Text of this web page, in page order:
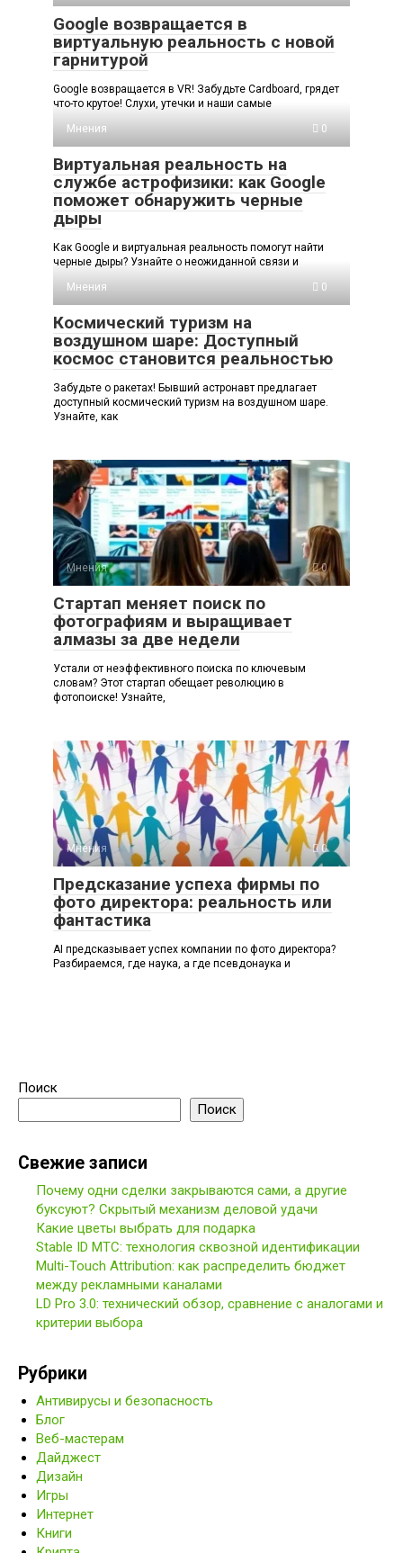
Google возвращается в
виртуальную реальность с новой
гарнитурой
Google возвращается в VR! Забудьте Cardboard, грядет
что-то крутое! Слухи, утечки и наши самые
Мнения
0
Виртуальная реальность на
службе астрофизики: как Google
поможет обнаружить черные
дыры
Как Google и виртуальная реальность помогут найти
черные дыры? Узнайте о неожиданной связи и
Мнения
0
Космический туризм на
воздушном шаре: Доступный
космос становится реальностью
Забудьте о ракетах! Бывший астронавт предлагает
доступный космический туризм на воздушном шаре.
Узнайте, как
Мнения 0
Стартап меняет поиск по
фотографиям и выращивает
алмазы за две недели
Устали от неэффективного поиска по ключевым
словам? Этот стартап обещает революцию в
фотопоиске! Узнайте,
Мнения 0
Предсказание успеха фирмы по
фото директора: реальность или
фантастика
AI предсказывает успех компании по фото директора?
Разбираемся, где наука, а где псевдонаука и
Поиск
Поиск
Свежие записи
Почему одни сделки закрываются сами, а другие
буксуют? Скрытый механизм деловой удачи
Какие цветы выбрать для подарка
Stable ID МТС: технология сквозной идентификации
Multi-Touch Attribution: как распределить бюджет
между рекламными каналами
LD Pro 3.0: технический обзор, сравнение с аналогами и
критерии выбора
Рубрики
Антивирусы и безопасность
Блог
Веб-мастерам
Дайджест
Дизайн
Игры
Интернет
Книги